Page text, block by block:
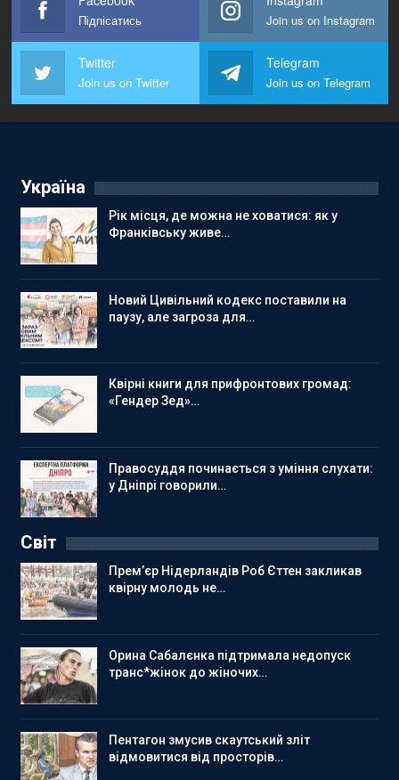
Підпісатись Join us on Instagram
Twitter
Join us on Twitter
Telegram
Join us on Telegram
Україна
Рік місця, де можна не ховатися: як у
Франківську живе…
Новий Цивільний кодекс поставили на
паузу, але загроза для…
Квірні книги для прифронтових громад:
«Гендер Зед»…
Правосуддя починається з уміння слухати:
у Дніпрі говорили…
Світ
Прем’єр Нідерландів Роб Єттен закликав
квірну молодь не…
Орина Сабалєнка підтримала недопуск
транс*жінок до жіночих…
Пентагон змусив скаутський зліт
відмовитися від просторів…